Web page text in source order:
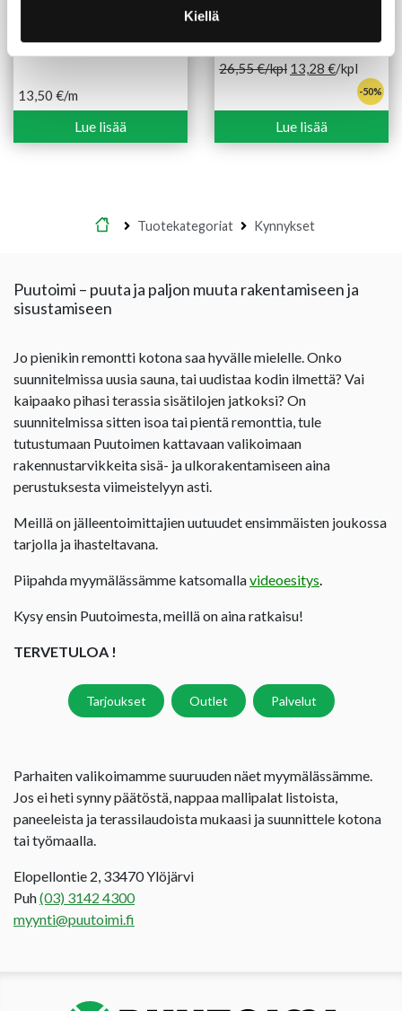
Kiellä
13,50 €/m
Lue lisää
T-lista Maler
26,55€/kpl 13,28 €/kpl
-50%
Lue lisää
Etusivu
Tuotekategoriat Kynnykset
Puutoimi – puuta ja paljon muuta rakentamiseen ja
sisustamiseen
Jo pienikin remontti kotona saa hyvälle mielelle. Onko
suunnitelmissa uusia sauna, tai uudistaa kodin ilmettä? Vai
kaipaako pihasi terassia sisätilojen jatkoksi? On
suunnitelmissa sitten isoa tai pientä remonttia, tule
tutustumaan Puutoimen kattavaan valikoimaan
rakennustarvikkeita sisä- ja ulkorakentamiseen aina
perustuksesta viimeistelyyn asti.
Meillä on jälleentoimittajien uutuudet ensimmäisten joukossa
tarjolla ja ihasteltavana.
Piipahda myymälässämme katsomallavideoesitys.
Kysy ensin Puutoimesta, meillä on aina ratkaisu!
TERVETULOA !
Tarjoukset Outlet Palvelut
Parhaiten valikoimamme suuruuden näet myymälässämme.
Jos ei heti synny päätöstä, nappaa mallipalat listoista,
paneeleista ja terassilaudoista mukaasi ja suunnittele kotona
tai työmaalla.
Elopellontie 2, 33470 Ylöjärvi
Puh(03) 3142 4300
myynti@puutoimi.fi